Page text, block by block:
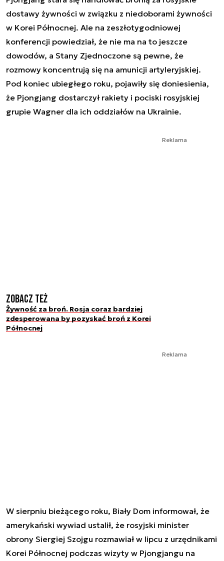
dostawy żywności w związku z niedoborami żywności
w Korei Północnej. Ale na zeszłotygodniowej
konferencji powiedział, że nie ma na to jeszcze
dowodów, a Stany Zjednoczone są pewne, że
rozmowy koncentrują się na amunicji artyleryjskiej.
Pod koniec ubiegłego roku, pojawiły się doniesienia,
że Pjongjang dostarczył rakiety i pociski rosyjskiej
grupie Wagner dla ich oddziałów na Ukrainie.
Reklama
Zobacz też
Żywność za broń. Rosja coraz bardziej
zdesperowana by pozyskać broń z Korei
Północnej
Reklama
W sierpniu bieżącego roku, Biały Dom informował, że
amerykański wywiad ustalił, że rosyjski minister
obrony Siergiej Szojgu rozmawiał w lipcu z urzędnikami
Korei Północnej podczas wizyty w Pjongjangu na